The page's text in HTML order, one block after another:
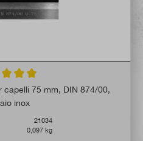
media di 5 su 5 stelle
capelli 75 mm, DIN 874/00,
inox
21034
0,097 kg